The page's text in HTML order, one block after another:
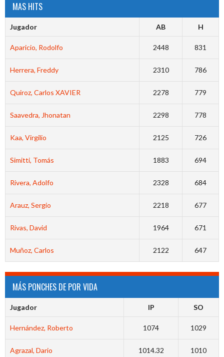
MAS HITS
Jugador AB H
Aparicio, Rodolfo 2448 831
Herrera, Freddy 2310 786
Quiroz, Carlos XAVIER 2278 779
Saavedra, Jhonatan 2298 778
Kaa, Virgilio 2125 726
Simitti, Tomás 1883 694
Rivera, Adolfo 2328 684
Arauz, Sergio 2218 677
Rivas, David 1964 671
Muñoz, Carlos 2122 647
MÁS PONCHES DE POR VIDA
Jugador IP SO
Hernández, Roberto 1074 1029
Agrazal, Dario 1014.32 1010